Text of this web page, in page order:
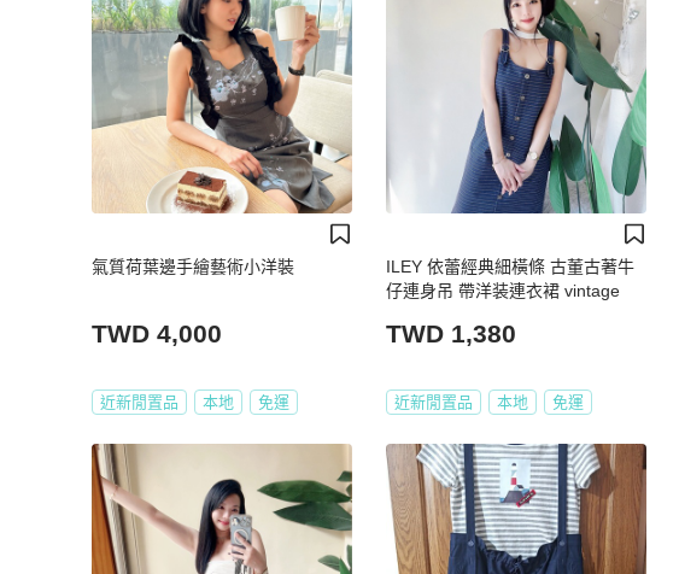
氣質荷葉邊手繪藝術小洋裝
TWD 4,000
近新閒置品 本地 免運
ILEY 依蕾經典細橫條 古董古著牛
仔連身吊 帶洋装連衣裙 vintage
TWD 1,380
近新閒置品 本地 免運